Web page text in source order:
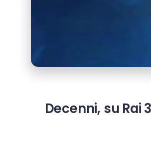
Decenni, su Rai